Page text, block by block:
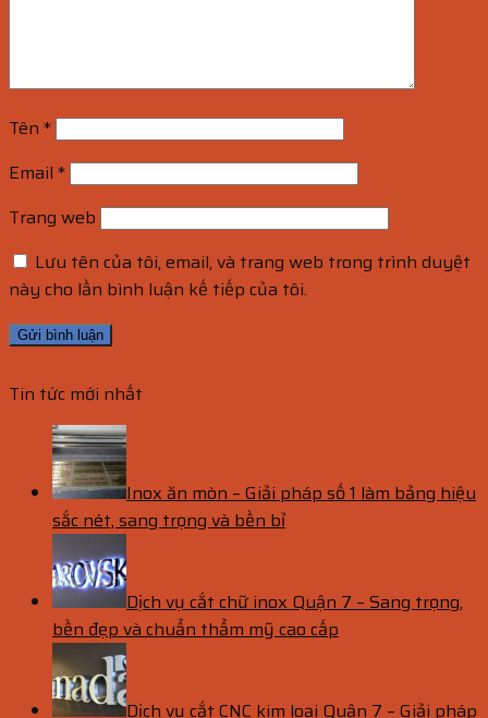
Tên *
Email *
Trang web
Lưu tên của tôi, email, và trang web trong trình duyệt
này cho lần bình luận kế tiếp của tôi.
Tin tức mới nhất
Inox ăn mòn – Giải pháp số 1 làm bảng hiệu
sắc nét, sang trọng và bền bỉ
Dịch vụ cắt chữ inox Quận 7 – Sang trọng,
bền đẹp và chuẩn thẩm mỹ cao cấp
Dịch vụ cắt CNC kim loại Quận 7 – Giải pháp